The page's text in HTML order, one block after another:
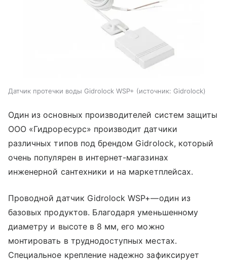
Датчик протечки воды Gidrolock WSP+ источник: Gidrolock
Один из основных производителей систем защиты
ООО «Гидроресурс» производит датчики
различных типов под брендом Gidrolock, который
очень популярен в интернет-магазинах
инженерной сантехники и на маркетплейсах.
Проводной датчик Gidrolock WSP+—один из
базовых продуктов. Благодаря уменьшенному
диаметру и высоте в 8 мм, его можно
монтировать в труднодоступных местах.
Специальное крепление надежно зафиксирует